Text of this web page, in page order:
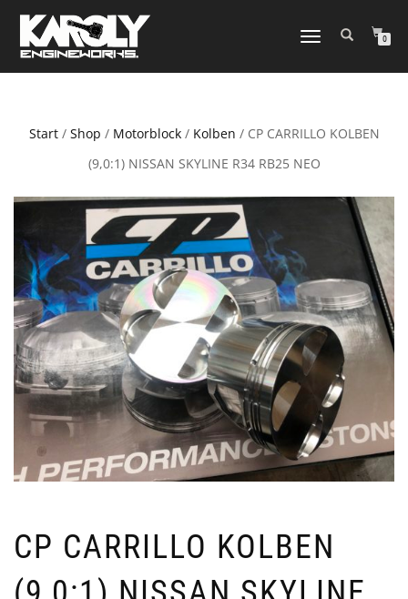
NAVIGATION
0
Start/ Shop / Motorblock/ Kolben / CP CARRILLO KOLBEN
(9,0:1) NISSAN SKYLINE R34 RB25 NEO
CP CARRILLO KOLBEN